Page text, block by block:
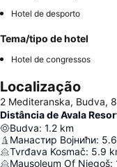
Hotel de desporto
Tema/tipo de hotel
Hotel de congressos
Localização
2 Mediteranska, Budva,
Distância de Avala
Budva: 1.2 km
Манастир Војнићи: 5.6
Tvrđava Kosmač: 5.9
Mausoleum Of Njegoš: